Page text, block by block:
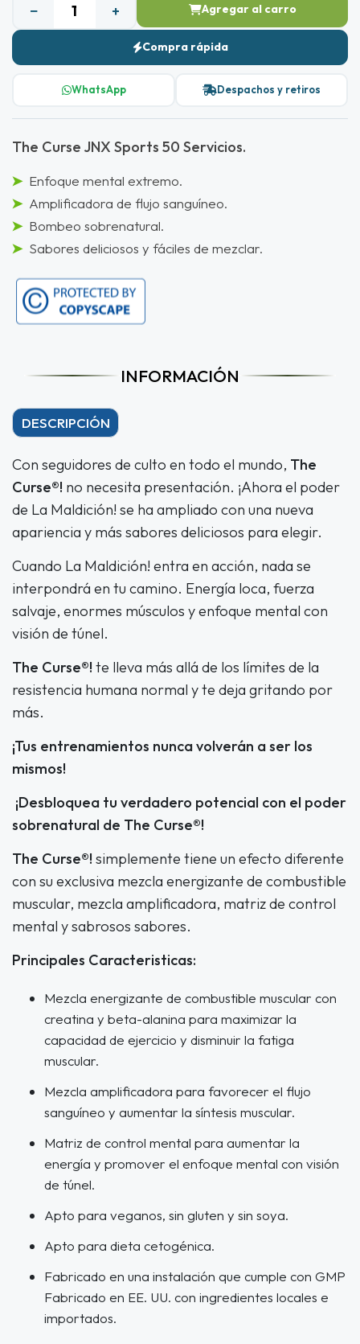
− + Agregar al carro
Compra rápida
WhatsApp Despachos y retiros
The Curse JNX Sports 50 Servicios.
Enfoque mental extremo.
Amplificadora de flujo sanguíneo.
Bombeo sobrenatural.
Sabores deliciosos y fáciles de mezclar.
INFORMACIÓN
Con seguidores de culto en todo el mundo, The
Curse®! no necesita presentación. ¡Ahora el poder
de La Maldición! se ha ampliado con una nueva
apariencia y más sabores deliciosos para elegir.
Cuando La Maldición! entra en acción, nada se
interpondrá en tu camino. Energía loca, fuerza
salvaje, enormes músculos y enfoque mental con
visión de túnel.
The Curse®! te lleva más allá de los límites de la
resistencia humana normal y te deja gritando por
más.
¡Tus entrenamientos nunca volverán a ser los
mismos!
¡Desbloquea tu verdadero potencial con el poder
sobrenatural de The Curse®!
The Curse®! simplemente tiene un efecto diferente
con su exclusiva mezcla energizante de combustible
muscular, mezcla amplificadora, matriz de control
mental y sabrosos sabores.
Principales Caracteristicas:
Mezcla energizante de combustible muscular con
creatina y beta-alanina para maximizar la
capacidad de ejercicio y disminuir la fatiga
muscular.
Mezcla amplificadora para favorecer el flujo
sanguíneo y aumentar la síntesis muscular.
Matriz de control mental para aumentar la
energía y promover el enfoque mental con visión
de túnel.
Apto para veganos, sin gluten y sin soya.
Apto para dieta cetogénica.
Fabricado en una instalación que cumple con GMP
Fabricado en EE. UU. con ingredientes locales e
importados.
DESCRIPCIÓN